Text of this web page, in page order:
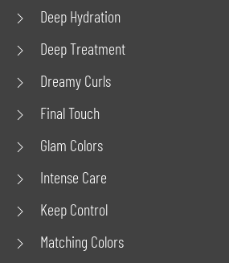
Deep Hydration
Deep Treatment
Dreamy Curls
Final Touch
Glam Colors
Intense Care
Keep Control
Matching Colors